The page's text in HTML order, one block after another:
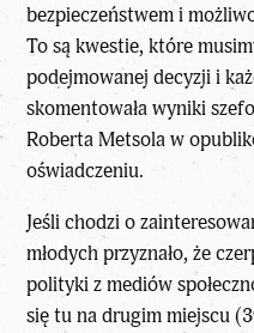
bezpieczeństwem i
To są kwestie, które
podejmowanej decyzji i
skomentowała wyniki
Roberta Metsola w
oświadczeniu.
Jeśli chodzi o
młodych przyznało, że
polityki z mediów
się tu na drugim miejscu